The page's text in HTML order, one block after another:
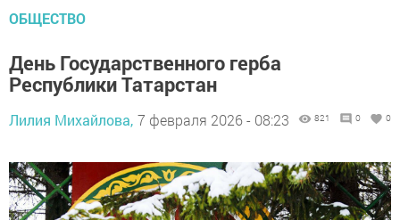
ОБЩЕСТВО
День Государственного герба
Республики Татарстан
Лилия Михайлова, 7 февраля 2026 - 08:23 821 0 0